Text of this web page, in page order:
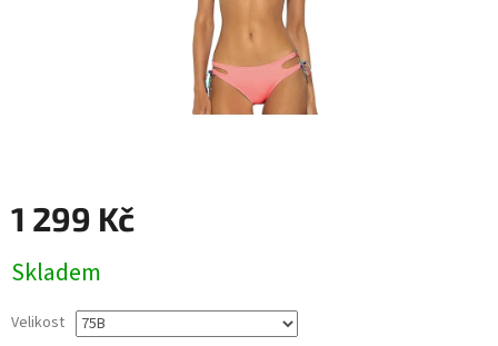
1 299 Kč
cena:
Skladem
Velikost